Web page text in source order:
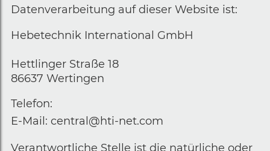
Datenverarbeitung auf dieser Website ist:
Hebetechnik International GmbH
Hettlinger Straße 18
86637 Wertingen
Telefon:
E-Mail: central@hti-net.com
Verantwortliche Stelle ist die natürliche oder